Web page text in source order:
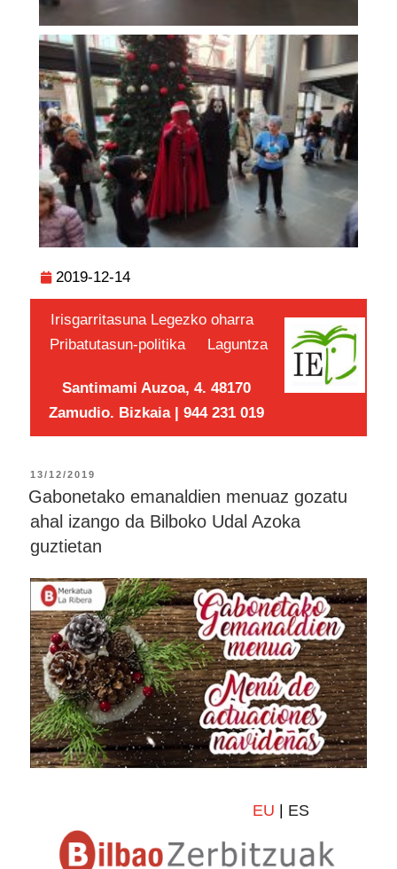
2019-12-14
Irisgarritasuna Legezko oharra
Pribatutasun-politika
Laguntza
Santimami Auzoa, 4. 48170
Zamudio. Bizkaia | 944 231 019
13/12/2019
Gabonetako emanaldien menuaz gozatu
ahal izango da Bilboko Udal Azoka
guztietan
EU | ES